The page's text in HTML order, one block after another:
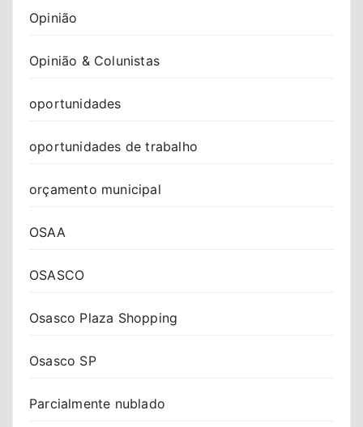
Opinião
Opinião & Colunistas
oportunidades
oportunidades de trabalho
orçamento municipal
OSAA
OSASCO
Osasco Plaza Shopping
Osasco SP
Parcialmente nublado